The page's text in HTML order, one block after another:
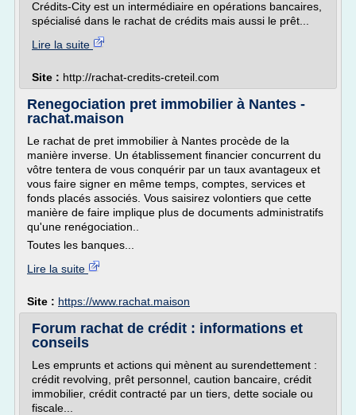
Crédits-City est un intermédiaire en opérations bancaires,
spécialisé dans le rachat de crédits mais aussi le prêt...
Lire la suite
Site : http://rachat-credits-creteil.com
Renegociation pret immobilier à Nantes -
rachat.maison
Le rachat de pret immobilier à Nantes procède de la
manière inverse. Un établissement financier concurrent du
vôtre tentera de vous conquérir par un taux avantageux et
vous faire signer en même temps, comptes, services et
fonds placés associés. Vous saisirez volontiers que cette
manière de faire implique plus de documents administratifs
qu'une renégociation..
Toutes les banques...
Lire la suite
Site : https://www.rachat.maison
Forum rachat de crédit : informations et
conseils
Les emprunts et actions qui mènent au surendettement :
crédit revolving, prêt personnel, caution bancaire, crédit
immobilier, crédit contracté par un tiers, dette sociale ou
fiscale...